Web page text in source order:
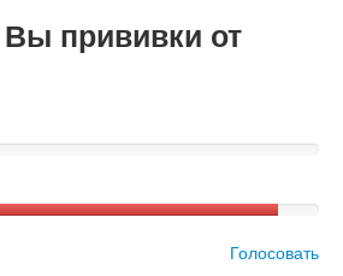
прививки от
Голосовать